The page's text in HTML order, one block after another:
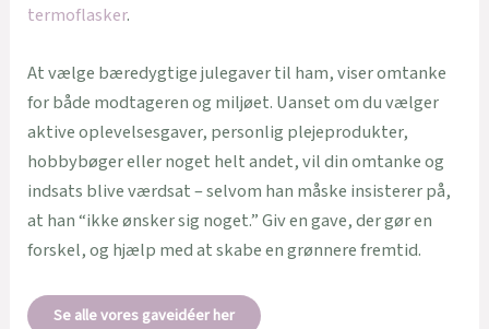
termoflasker.
At vælge bæredygtige julegaver til ham, viser omtanke
for både modtageren og miljøet. Uanset om du vælger
aktive oplevelsesgaver, personlig plejeprodukter,
hobbybøger eller noget helt andet, vil din omtanke og
indsats blive værdsat – selvom han måske insisterer på,
at han “ikke ønsker sig noget.” Giv en gave, der gør en
forskel, og hjælp med at skabe en grønnere fremtid.
Se alle vores gaveidéer her